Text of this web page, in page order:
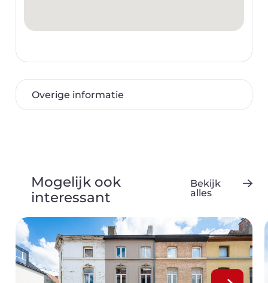
Overige informatie
Mogelijk ook
interessant
Bekijk
alles